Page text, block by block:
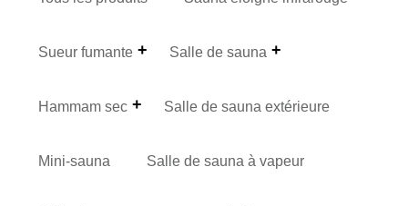
Sueur fumante Salle de sauna
Hammam sec Salle de sauna extérieure
Mini-sauna Salle de sauna à vapeur